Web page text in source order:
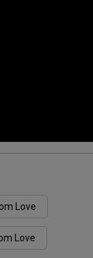
Love
Love